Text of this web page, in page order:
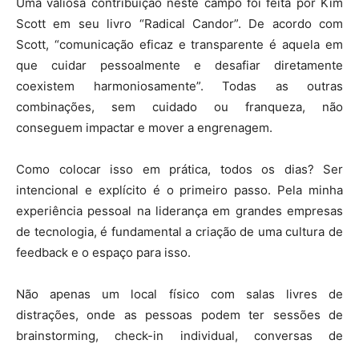
Scott em seu livro “Radical Candor”. De acordo com
Scott, “comunicação eficaz e transparente é aquela em
que cuidar pessoalmente e desafiar diretamente
coexistem harmoniosamente”. Todas as outras
combinações, sem cuidado ou franqueza, não
conseguem impactar e mover a engrenagem.
Como colocar isso em prática, todos os dias? Ser
intencional e explícito é o primeiro passo. Pela minha
experiência pessoal na liderança em grandes empresas
de tecnologia, é fundamental a criação de uma cultura de
feedback e o espaço para isso.
Não apenas um local físico com salas livres de
distrações, onde as pessoas podem ter sessões de
brainstorming, check-in individual, conversas de